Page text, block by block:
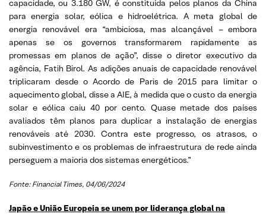
capacidade, ou 3.180 GW, é constituída pelos planos da China
para energia solar, eólica e hidroelétrica. A meta global de
energia renovável era “ambiciosa, mas alcançável – embora
apenas se os governos transformarem rapidamente as
promessas em planos de ação”, disse o diretor executivo da
agência, Fatih Birol. As adições anuais de capacidade renovável
triplicaram desde o Acordo de Paris de 2015 para limitar o
aquecimento global, disse a AIE, à medida que o custo da energia
solar e eólica caiu 40 por cento. Quase metade dos países
avaliados têm planos para duplicar a instalação de energias
renováveis ​​até 2030. Contra este progresso, os atrasos, o
subinvestimento e os problemas de infraestrutura de rede ainda
perseguem a maioria dos sistemas energéticos.”
Fonte: Financial Times, 04/06/2024
Japão e União Europeia se unem por liderança global na